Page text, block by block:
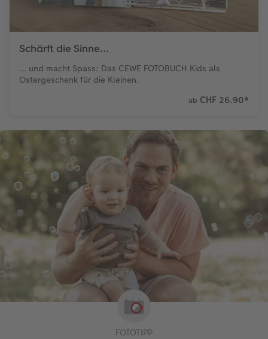
Schärft die Sinne…
… und macht Spass: Das CEWE FOTOBUCH Kids als
Ostergeschenk für die Kleinen.
ab CHF 26.90*
FOTOTIPP